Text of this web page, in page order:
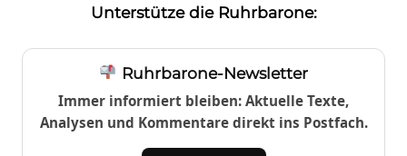
Unterstütze die Ruhrbarone:
Ruhrbarone-Newsletter
Immer informiert bleiben: Aktuelle Texte,
Analysen und Kommentare direkt ins Postfach.